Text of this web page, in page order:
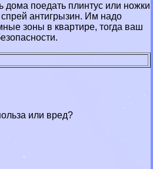
дома поедать плинтус или ножки
спрей антигрызин. Им надо
зоны в квартире, тогда ваш
или вред?